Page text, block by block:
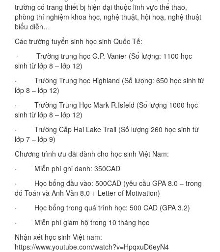
trường có trang thiết bị hiện đại thuộc lĩnh vực thể thao,
phòng thí nghiệm khoa học, nghệ thuật, hội hoạ, nghệ thuật
biểu diễn…
Các trường tuyển sinh học sinh Quốc Tế:
· Trường trung học G.P. Vanier (Số lượng: 1100 học
sinh từ lớp 8 – lớp 12)
· Trường Trung học Highland (Số lượng: 650 học sinh từ
lớp 8 – lớp 12)
· Trường Trung Học Mark R.Isfeld (Số lượng 1000 học
sinh từ lớp 8 – lớp 12)
· Trường Cấp Hai Lake Trail (Số lượng 260 học sinh từ
lớp 7 – lớp 9)
Chương trình ưu đãi dành cho học sinh Việt Nam:
· Miễn phí ghi danh: 350CAD
· Học bổng đầu vào: 500CAD (yêu cầu GPA 8.0 – trong
đó Toán và Anh Văn 8.0 + Letter of Motivation)
· Học bổng trong quá trình học: 500 CAD (GPA 3.2)
· Miễn phí giám hộ trong 10 tháng học
Nhận xét học sinh Việt nam:
https://www.youtube.com/watch?v=HpqxuD6eyN4